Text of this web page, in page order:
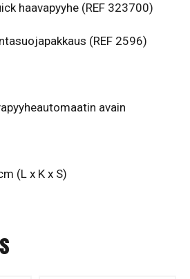
haavapyyhe (REF 323700)
(REF 2596)
avain
(L x K x S)